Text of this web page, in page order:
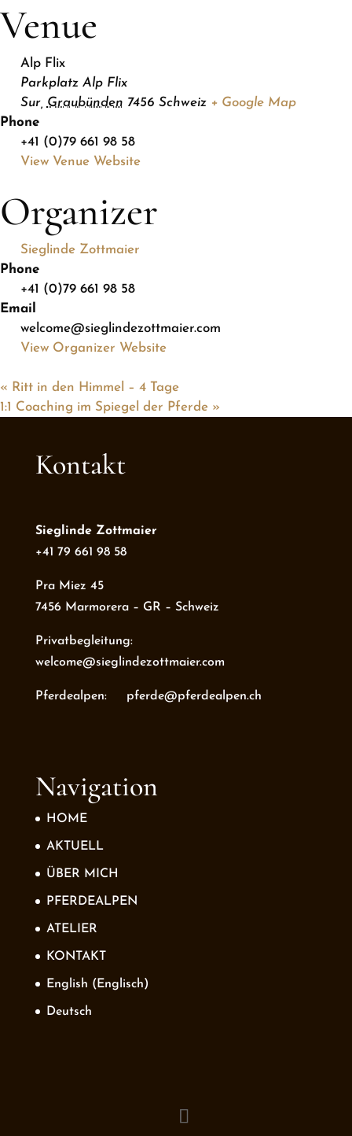
Venue
Alp Flix
Parkplatz Alp Flix
Sur, Graubünden 7456 Schweiz + Google Map
Phone
+41 (0)79 661 98 58
View Venue Website
Organizer
Sieglinde Zottmaier
Phone
+41 (0)79 661 98 58
Email
welcome@sieglindezottmaier.com
View Organizer Website
« Ritt in den Himmel – 4 Tage
1:1 Coaching im Spiegel der Pferde »
Kontakt
Sieglinde Zottmaier
+41 79 661 98 58
Pra Miez 45
7456 Marmorera – GR – Schweiz
Privatbegleitung:
welcome@sieglindezottmaier.com
Pferdealpen: pferde@pferdealpen.ch
Navigation
HOME
AKTUELL
ÜBER MICH
PFERDEALPEN
ATELIER
KONTAKT
English ( Englisch)
Deutsch